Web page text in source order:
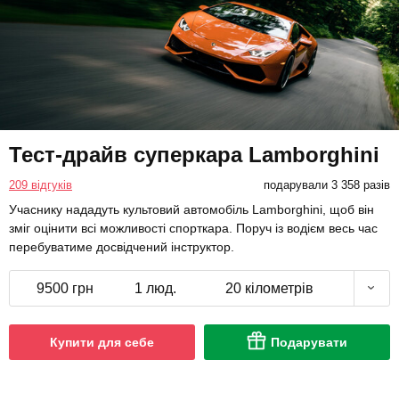
Тест-драйв суперкара Lamborghini
209 відгуків подарували 3 358 разів
Учаснику нададуть культовий автомобіль Lamborghini, щоб він
зміг оцінити всі можливості спорткара. Поруч із водієм весь час
перебуватиме досвідчений інструктор.
9500 грн 1 люд. 20 кілометрів
Купити для себе Подарувати